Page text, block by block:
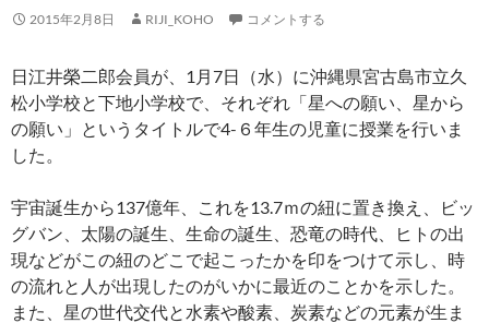
2015年2月8日 RIJI_KOHO コメントする
日江井榮二郎会員が、1月7日（水）に沖縄県宮古島市立久
松小学校と下地小学校で、それぞれ「星への願い、星から
の願い」というタイトルで4-６年生の児童に授業を行いま
した。
宇宙誕生から137億年、これを13.7ｍの紐に置き換え、ビッ
グバン、太陽の誕生、生命の誕生、恐竜の時代、ヒトの出
現などがこの紐のどこで起こったかを印をつけて示し、時
の流れと人が出現したのがいかに最近のことかを示した。
また、星の世代交代と水素や酸素、炭素などの元素が生ま